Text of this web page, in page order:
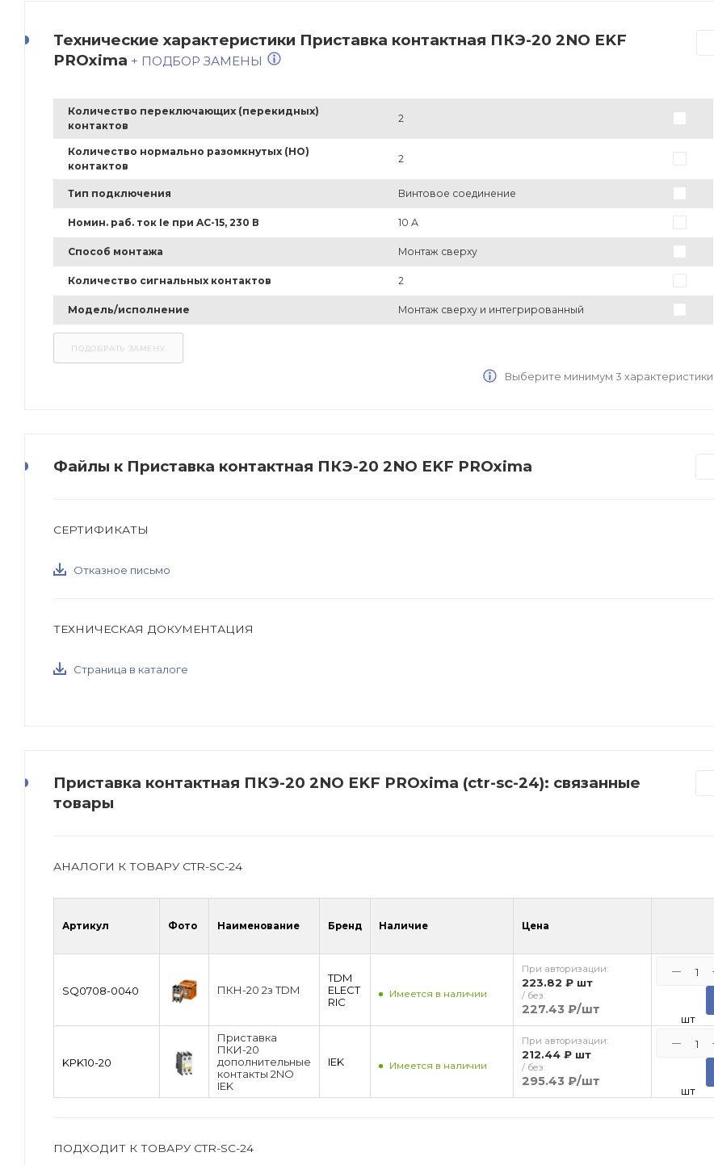
Технические характеристики Приставка контактная ПКЭ-20 2NO EKF
PROxima + ПОДБОР ЗАМЕНЫ
Количество переключающих (перекидных)
контактов
2
Количество нормально разомкнутых (НО)
контактов
2
Тип подключения Винтовое соединение
Номин. раб. ток Ie при AC-15, 230 В 10 А
Способ монтажа Монтаж сверху
Количество сигнальных контактов 2
Модель/исполнение Монтаж сверху и интегрированный
Выберите минимум 3 характеристики
Файлы к Приставка контактная ПКЭ-20 2NO EKF PROxima
СЕРТИФИКАТЫ
Отказное письмо
ТЕХНИЧЕСКАЯ ДОКУМЕНТАЦИЯ
Страница в каталоге
Приставка контактная ПКЭ-20 2NO EKF PROxima (ctr-sc-24): связанные
товары
АНАЛОГИ К ТОВАРУ CTR-SC-24
Артикул Фото Наименование Бренд Наличие Цена
SQ0708-0040 ПКН-20 2з TDM
TDM
ЕLECT
RIC
Имеется в наличии
При авторизации:
223.82 ₽ шт
/ без:
227.43 ₽/шт
шт
KPK10-20
Приставка
ПКИ-20
дополнительные
контакты 2NO
IEK
IEK Имеется в наличии
При авторизации:
212.44 ₽ шт
/ без:
295.43 ₽/шт
шт
ПОДХОДИТ К ТОВАРУ CTR-SC-24